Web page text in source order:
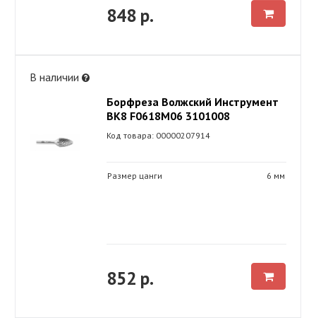
848 р.
В наличии
Борфреза Волжский Инструмент
ВК8 F0618М06 3101008
Код товара: 00000207914
Размер цанги 6 мм
852 р.